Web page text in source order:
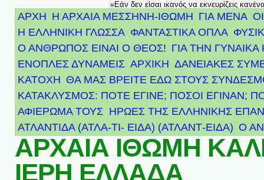
«Εάν δεν είσαι ικανός να εκνευρίζεις
ΑΡΧΗ Η ΑΡΧΑΙΑ ΜΕΣΣΗΝΗ-ΙΘΩΜΗ ΓΙΑ ΜΕΝΑ
Η ΕΛΛΗΝΙΚΗ ΓΛΩΣΣΑ ΦΑΝΤΑΣΤΙΚΑ ΟΠΛΑ
Ο ΑΝΘΡΩΠΟΣ ΕΙΝΑΙ Ο ΘΕΟΣ! ΓΙΑ ΤΗΝ ΓΥΝΑΙΚΑ
ΕΝΟΠΛΕΣ ΔΥΝΑΜΕΙΣ ΑΡΧΙΚΉ ΔΑΝΕΙΑΚΕΣ
ΚΑΤΟΧΗ ΘΑ ΜΑΣ ΒΡΕΙΤΕ ΕΔΩ ΣΤΟΥΣ
ΚΑΤΑΚΛΥΣΜΟΣ: ΠΟΤΕ ΕΓΙΝΕ; ΠΟΣΟΙ ΕΓΙΝΑΝ;
ΑΦΙΈΡΩΜΑ ΤΟΥΣ ΉΡΩΕΣ ΤΗΣ ΕΛΛΗΝΙΚΉΣ
ΑΤΛΑΝΤΊΔΑ (ΑΤΛΑ-ΤΙ- ΕΙΔΑ) (ΑΤΛΑΝΤ-ΕΙΔΑ) Ο
ΑΡΧΑΙΑ ΙΘΩΜΗ
ΙΕΡΗ ΕΛΛΑΔΑ